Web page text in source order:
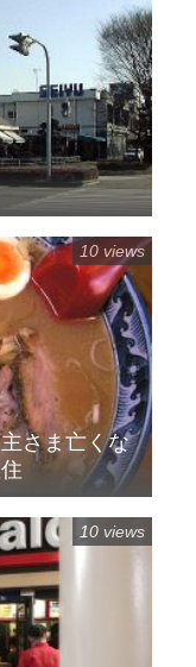
さま亡くな
10 views
10 views